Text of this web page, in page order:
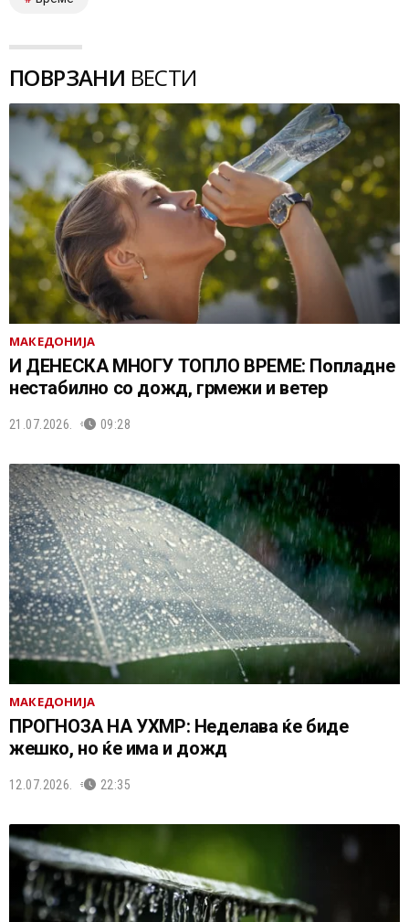
ПОВРЗАНИ ВЕСТИ
МАКЕДОНИЈА
И ДЕНЕСКА МНОГУ ТОПЛО ВРЕМЕ: Попладне
нестабилно со дожд, грмежи и ветер
21.07.2026. 09:28
МАКЕДОНИЈА
ПРОГНОЗА НА УХМР: Неделава ќе биде
жешко, но ќе има и дожд
12.07.2026. 22:35